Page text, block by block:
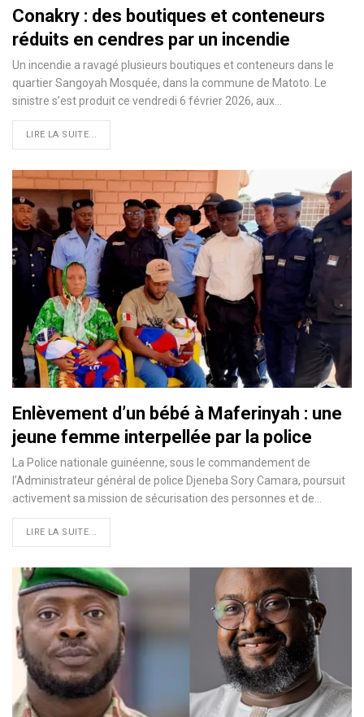
Conakry : des boutiques et conteneurs
réduits en cendres par un incendie
Un incendie a ravagé plusieurs boutiques et conteneurs dans le
quartier Sangoyah Mosquée, dans la commune de Matoto. Le
sinistre s’est produit ce vendredi 6 février 2026, aux…
LIRE LA SUITE...
Enlèvement d’un bébé à Maferinyah : une
jeune femme interpellée par la police
La Police nationale guinéenne, sous le commandement de
l’Administrateur général de police Djeneba Sory Camara, poursuit
activement sa mission de sécurisation des personnes et de…
LIRE LA SUITE...